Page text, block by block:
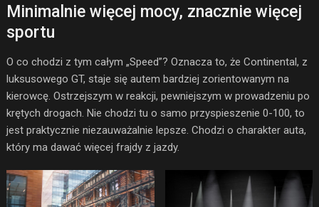
Minimalnie więcej mocy, znacznie więcej
sportu
O co chodzi z tym całym „Speed”? Oznacza to, że Continental, z
luksusowego GT, staje się autem bardziej zorientowanym na
kierowcę. Ostrzejszym w reakcji, pewniejszym w prowadzeniu po
krętych drogach. Nie chodzi tu o samo przyspieszenie 0-100, to
jest praktycznie niezauważalnie lepsze. Chodzi o charakter auta,
który ma dawać więcej frajdy z jazdy.